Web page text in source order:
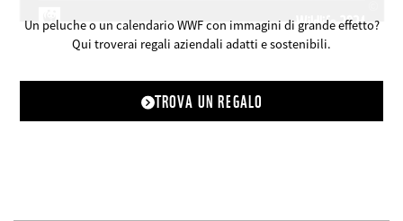
Un peluche o un calendario WWF con immagini di grande effetto?
Qui troverai regali aziendali adatti e sostenibili.
TROVA UN REGALO